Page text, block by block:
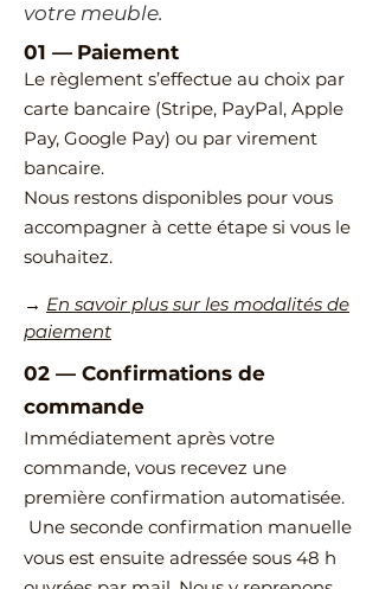
votre meuble.
01 — Paiement
Le règlement s’effectue au choix par
carte bancaire (Stripe, PayPal, Apple
Pay, Google Pay) ou par virement
bancaire.
Nous restons disponibles pour vous
accompagner à cette étape si vous le
souhaitez.
→ En savoir plus sur les modalités de
paiement
02 — ​Confirmations de
commande
Immédiatement après votre
commande, vous recevez une
première confirmation automatisée.
Une seconde confirmation manuelle
vous est ensuite adressée sous 48 h